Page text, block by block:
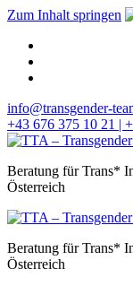
Zum Inhalt springen
info@transgender-
+43 676 375 10 21 |
Beratung für Trans*
Österreich
Beratung für Trans*
Österreich